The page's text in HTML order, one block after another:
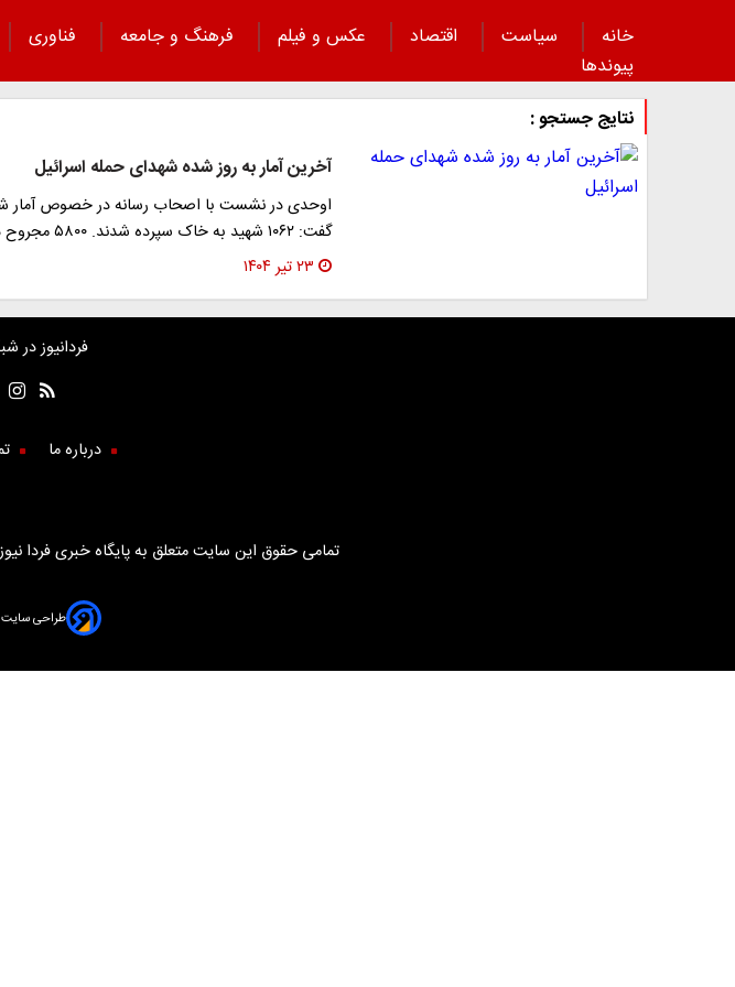
خانه سیاست اقتصاد عکس و فیلم فرهنگ و جامعه
فناوری
پیوند‌ها
نتایج جستجو :
آخرین آمار به روز شده شهدای حمله اسرائیل
اوحدی در نشست با اصحاب رسانه در خصوص آمار
گفت: ۱۰۶۲ شهید به خاک سپرده شدند. ۵۸۰۰ مجروح داشتیم که…
۲۳ تیر ۱۴۰۴
فردانیوز در
درباره ما
تمامی حقوق این سایت متعلق به پایگاه خبری فردا
طراحی سایت